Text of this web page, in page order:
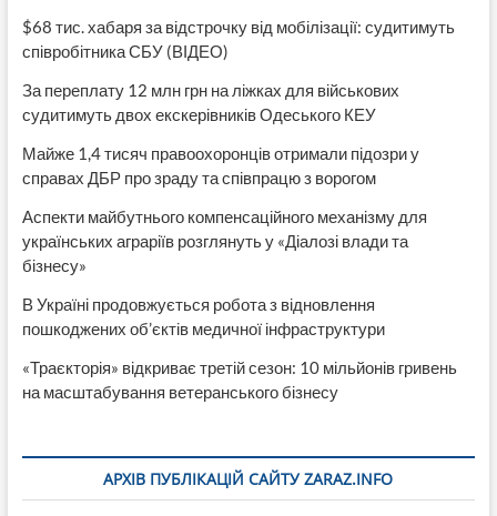
$68 тис. хабаря за відстрочку від мобілізації: судитимуть
співробітника СБУ (ВІДЕО)
За переплату 12 млн грн на ліжках для військових
судитимуть двох екскерівників Одеського КЕУ
Майже 1,4 тисяч правоохоронців отримали підозри у
справах ДБР про зраду та співпрацю з ворогом
Аспекти майбутнього компенсаційного механізму для
українських аграріїв розглянуть у «Діалозі влади та
бізнесу»
В Україні продовжується робота з відновлення
пошкоджених об’єктів медичної інфраструктури
«Траєкторія» відкриває третій сезон: 10 мільйонів гривень
на масштабування ветеранського бізнесу
АРХІВ ПУБЛІКАЦІЙ САЙТУ ZARAZ.INFO